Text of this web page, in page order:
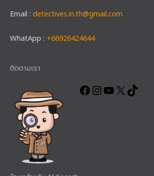
Email : detectives.in.th@gmail.com
WhatApp : +66926424644
ติดตามเรา